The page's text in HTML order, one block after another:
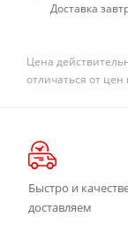
Доставка
Цена
отличаться от
Быстро и
доставляем